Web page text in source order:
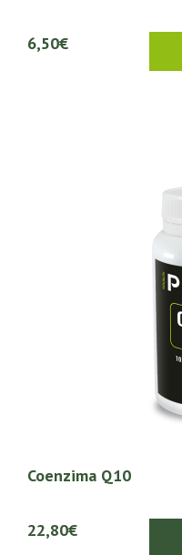
6,50€
Coenzima Q10
22,80€